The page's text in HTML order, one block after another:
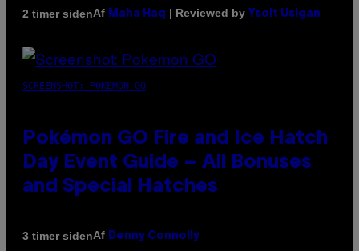
2 timer sidenAf Maha Haq | Reviewed by Ysolt Usigan
SCREENSHOT: POKEMON GO
Pokémon GO Fire and Ice Hatch
Day Event Guide – All Bonuses
and Special Hatches
3 timer sidenAf Denny Connolly